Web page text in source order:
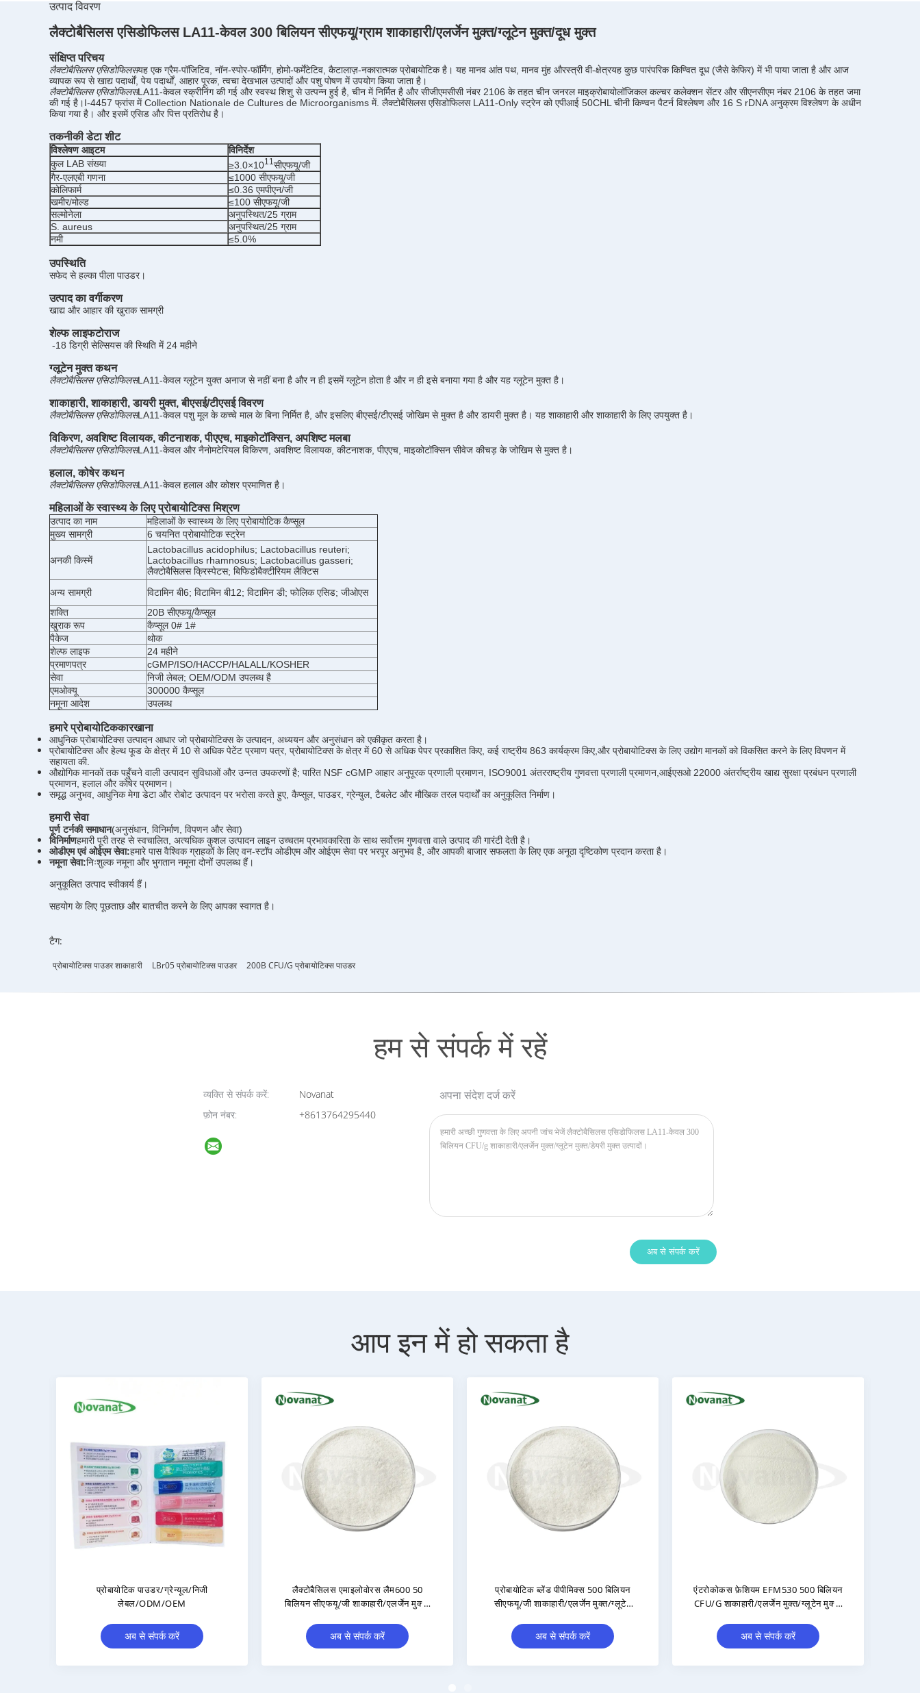
उत्पाद विवरण
लैक्टोबैसिलस एसिडोफिलस LA11-केवल 300 बिलियन सीएफयू/ग्राम शाकाहारी/एलर्जेन मुक्त/ग्लूटेन मुक्त/दूध मुक्त
संक्षिप्त परिचय
लैक्टोबैसिलस एसिडोफिलसयह एक ग्रैम-पॉजिटिव, नॉन-स्पोर-फॉर्मिंग, होमो-फर्मेंटेटिव, कैटालाज़-नकारात्मक प्रोबायोटिक है। यह मानव आंत पथ, मानव मुंह औरस्त्री वी-क्षेत्रयह कुछ पारंपरिक किण्वित दूध (जैसे केफिर) में भी पाया जाता है और आज
व्यापक रूप से खाद्य पदार्थों, पेय पदार्थों, आहार पूरक, त्वचा देखभाल उत्पादों और पशु पोषण में उपयोग किया जाता है।
लैक्टोबैसिलस एसिडोफिलसLA11-केवल स्क्रीनिंग की गई और स्वस्थ शिशु से उत्पन्न हुई है, चीन में निर्मित है और सीजीएमसीसी नंबर 2106 के तहत चीन जनरल माइक्रोबायोलॉजिकल कल्चर कलेक्शन सेंटर और सीएनसीएम नंबर 2106 के तहत जमा
की गई है।I-4457 फ्रांस में Collection Nationale de Cultures de Microorganisms में. लैक्टोबैसिलस एसिडोफिलस LA11-Only स्ट्रेन को एपीआई 50CHL चीनी किण्वन पैटर्न विश्लेषण और 16 S rDNA अनुक्रम विश्लेषण के अधीन
किया गया है। और इसमें एसिड और पित्त प्रतिरोध है।
तकनीकी डेटा शीट
विश्लेषण आइटम
विनिर्देश
कुल LAB संख्या
≥3.0×1011 सीएफयू/जी
गैर-एलएबी गणना
≤1000 सीएफयू/जी
कोलिफार्म
≤0.36 एमपीएन/जी
खमीर/मोल्ड
≤100 सीएफयू/जी
सल्मोनेला
अनुपस्थित/25 ग्राम
S. aureus
अनुपस्थित/25 ग्राम
नमी
≤5.0%
उपस्थिति
सफेद से हल्का पीला पाउडर।
उत्पाद का वर्गीकरण
खाद्य और आहार की खुराक सामग्री
शेल्फ लाइफटोराज
-18 डिग्री सेल्सियस की स्थिति में 24 महीने
ग्लूटेन मुक्त कथन
लैक्टोबैसिलस एसिडोफिलसLA11-केवल ग्लूटेन युक्त अनाज से नहीं बना है और न ही इसमें ग्लूटेन होता है और न ही इसे बनाया गया है और यह ग्लूटेन मुक्त है।
शाकाहारी, शाकाहारी, डायरी मुक्त, बीएसई/टीएसई विवरण
लैक्टोबैसिलस एसिडोफिलसLA11-केवल पशु मूल के कच्चे माल के बिना निर्मित है, और इसलिए बीएसई/टीएसई जोखिम से मुक्त है और डायरी मुक्त है। यह शाकाहारी और शाकाहारी के लिए उपयुक्त है।
विकिरण, अवशिष्ट विलायक, कीटनाशक, पीएएच, माइकोटॉक्सिन, अपशिष्ट मलबा
लैक्टोबैसिलस एसिडोफिलसLA11-केवल और नैनोमटेरियल विकिरण, अवशिष्ट विलायक, कीटनाशक, पीएएच, माइकोटॉक्सिन सीवेज कीचड़ के जोखिम से मुक्त है।
हलाल, कोषेर कथन
लैक्टोबैसिलस एसिडोफिलसLA11-केवल हलाल और कोशर प्रमाणित है।
महिलाओं के स्वास्थ्य के लिए प्रोबायोटिक्स मिश्रण
उत्पाद का नाम
महिलाओं के स्वास्थ्य के लिए प्रोबायोटिक कैप्सूल
मुख्य सामग्री
6 चयनित प्रोबायोटिक स्ट्रेन
अनकी किस्में
Lactobacillus acidophilus; Lactobacillus reuteri;
Lactobacillus rhamnosus; Lactobacillus gasseri;
लैक्टोबैसिलस क्रिस्पेटस; बिफिडोबैक्टीरियम लैक्टिस
अन्य सामग्री
विटामिन बी6; विटामिन बी12; विटामिन डी; फोलिक एसिड; जीओएस
शक्ति
20B सीएफयू/कैप्सूल
खुराक रूप
कैप्सूल 0# 1#
पैकेज
थोक
शेल्फ लाइफ
24 महीने
प्रमाणपत्र
cGMP/ISO/HACCP/HALALL/KOSHER
सेवा
निजी लेबल; OEM/ODM उपलब्ध है
एमओक्यू
300000 कैप्सूल
नमूना आदेश
उपलब्ध
हमारे प्रोबायोटिककारखाना
आधुनिक प्रोबायोटिक्स उत्पादन आधार जो प्रोबायोटिक्स के उत्पादन, अध्ययन और अनुसंधान को एकीकृत करता है।
प्रोबायोटिक्स और हेल्थ फूड के क्षेत्र में 10 से अधिक पेटेंट प्रमाण पत्र, प्रोबायोटिक्स के क्षेत्र में 60 से अधिक पेपर प्रकाशित किए, कई राष्ट्रीय 863 कार्यक्रम किए,और प्रोबायोटिक्स के लिए उद्योग मानकों को विकसित करने के लिए विपणन में
सहायता की.
औद्योगिक मानकों तक पहुँचने वाली उत्पादन सुविधाओं और उन्नत उपकरणों है; पारित NSF cGMP आहार अनुपूरक प्रणाली प्रमाणन, ISO9001 अंतरराष्ट्रीय गुणवत्ता प्रणाली प्रमाणन,आईएसओ 22000 अंतर्राष्ट्रीय खाद्य सुरक्षा प्रबंधन प्रणाली
प्रमाणन, हलाल और कोषेर प्रमाणन।
समृद्ध अनुभव, आधुनिक मेगा डेटा और रोबोट उत्पादन पर भरोसा करते हुए, कैप्सूल, पाउडर, ग्रेन्युल, टैबलेट और मौखिक तरल पदार्थों का अनुकूलित निर्माण।
हमारी सेवा
पूर्ण टर्नकी समाधान(अनुसंधान, विनिर्माण, विपणन और सेवा)
विनिर्माणहमारी पूरी तरह से स्वचालित, अत्यधिक कुशल उत्पादन लाइन उच्चतम प्रभावकारिता के साथ सर्वोत्तम गुणवत्ता वाले उत्पाद की गारंटी देती है।
ओडीएम एवं ओईएम सेवा:हमारे पास वैश्विक ग्राहकों के लिए वन-स्टॉप ओडीएम और ओईएम सेवा पर भरपूर अनुभव है, और आपकी बाजार सफलता के लिए एक अनूठा दृष्टिकोण प्रदान करता है।
नमूना सेवा:निःशुल्क नमूना और भुगतान नमूना दोनों उपलब्ध हैं।
अनुकूलित उत्पाद स्वीकार्य हैं।
सहयोग के लिए पूछताछ और बातचीत करने के लिए आपका स्वागत है।
टैग:
प्रोबायोटिक्स पाउडर शाकाहारी LBr05 प्रोबायोटिक्स पाउडर 200B CFU/g प्रोबायोटिक्स पाउडर
हम से संपर्क में रहें
व्यक्ति से संपर्क करें:
Novanat
फ़ोन नंबर:
+8613764295440
अपना संदेश दर्ज करें
आप इन में हो सकता है
लैक्टोबैसिलस जेन्सिनिया LJ37 300 बिलियन
सीएफयू/जी शाकाहारी/एलर्जेन मुक्त/ग्लूटेन
अब से संपर्क करें
Levilactobacillus Brevis LBr05 200
बिलियन CFU/g शाकाहारी/एलर्जेन मुक्त/
अब से संपर्क करें
प्रोबायोटिक टैबलेट/प्राइवेट
लेबल/ODM/OEM
अब से संपर्क करें
पेडियोकोकस एसिडिलैक्टिसी PA10 300
बिलियन सीएफयू/जी शाकाहारी/एलर्जेन मुक्त/
अब से संपर्क करें